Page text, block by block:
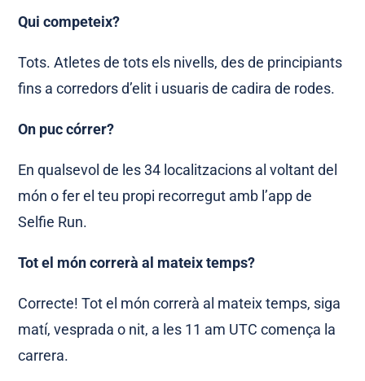
Qui competeix?
Tots. Atletes de tots els nivells, des de principiants
fins a corredors d’elit i usuaris de cadira de rodes.
On puc córrer?
En qualsevol de les 34 localitzacions al voltant del
món o fer el teu propi recorregut amb l’app de
Selfie Run.
Tot el món correrà al mateix temps?
Correcte! Tot el món correrà al mateix temps, siga
matí, vesprada o nit, a les 11 am UTC comença la
carrera.